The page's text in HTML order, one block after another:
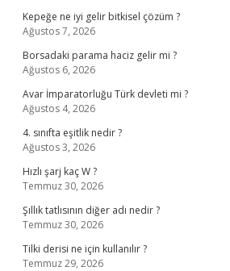
Kepeğe ne iyi gelir bitkisel çözüm ?
Ağustos 7, 2026
Borsadaki parama haciz gelir mi ?
Ağustos 6, 2026
Avar İmparatorluğu Türk devleti mi ?
Ağustos 4, 2026
4. sınıfta eşitlik nedir ?
Ağustos 3, 2026
Hızlı şarj kaç W ?
Temmuz 30, 2026
Şıllık tatlısının diğer adı nedir ?
Temmuz 30, 2026
Tilki derisi ne için kullanılır ?
Temmuz 29, 2026